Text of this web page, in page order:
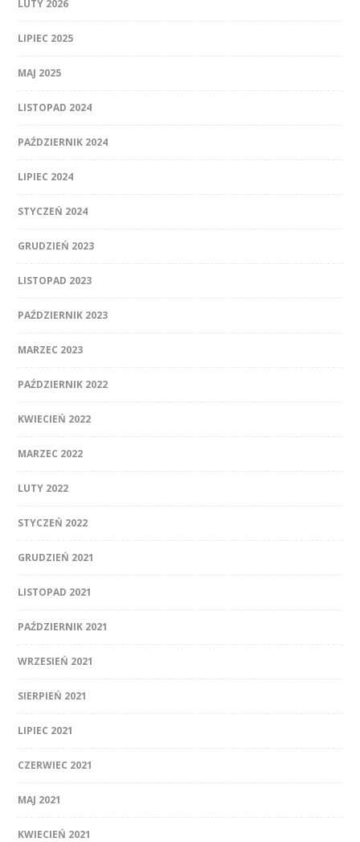
LUTY 2026
LIPIEC 2025
MAJ 2025
LISTOPAD 2024
PAŹDZIERNIK 2024
LIPIEC 2024
STYCZEŃ 2024
GRUDZIEŃ 2023
LISTOPAD 2023
PAŹDZIERNIK 2023
MARZEC 2023
PAŹDZIERNIK 2022
KWIECIEŃ 2022
MARZEC 2022
LUTY 2022
STYCZEŃ 2022
GRUDZIEŃ 2021
LISTOPAD 2021
PAŹDZIERNIK 2021
WRZESIEŃ 2021
SIERPIEŃ 2021
LIPIEC 2021
CZERWIEC 2021
MAJ 2021
KWIECIEŃ 2021